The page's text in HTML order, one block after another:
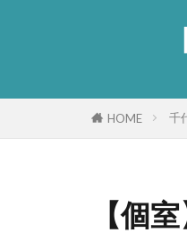
HOME 千
【個